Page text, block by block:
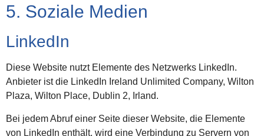
5. Soziale Medien
LinkedIn
Diese Website nutzt Elemente des Netzwerks LinkedIn.
Anbieter ist die LinkedIn Ireland Unlimited Company, Wilton
Plaza, Wilton Place, Dublin 2, Irland.
Bei jedem Abruf einer Seite dieser Website, die Elemente
von LinkedIn enthält, wird eine Verbindung zu Servern von